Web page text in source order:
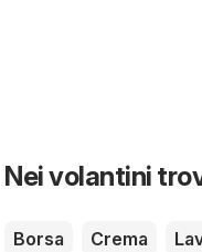
Nei volantini
Borsa Crema